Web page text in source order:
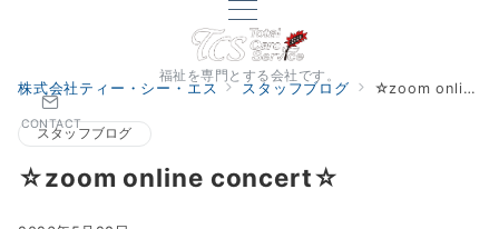
福祉を専門とする会社です。
CONTACT
株式会社ティー・シー・エス スタッフブログ ☆zoom online concert☆
スタッフブログ
☆zoom online concert☆